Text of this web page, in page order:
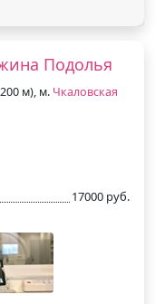
Подолья
м), м. Чкаловская
17000 руб.